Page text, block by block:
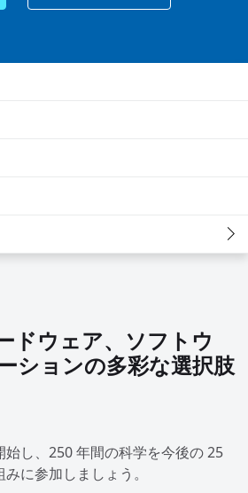
ドウェア、ソフトウ
ションの多彩な選択肢
し、250 年間の科学を今後の 25
に参加しましょう。